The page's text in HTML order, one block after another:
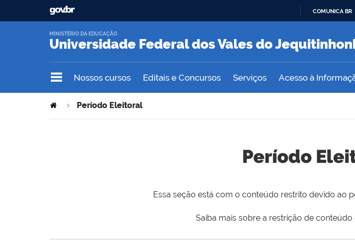
O
COMUNICA BR
Universidade Federal dos Vales do
MINISTÉRIO DA EDUCAÇÃO
Nossos cursos Editais e Concursos Serviços Acesso à
Período Eleitoral
Período
Essa seção está com o conteúdo restrito devido ao
Saiba mais sobre a restrição de